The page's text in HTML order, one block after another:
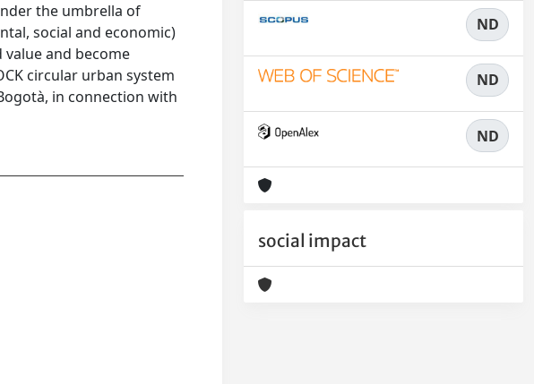
the umbrella of
social and economic)
and become
circular urban system
in connection with
ND
ND
ND
social impact